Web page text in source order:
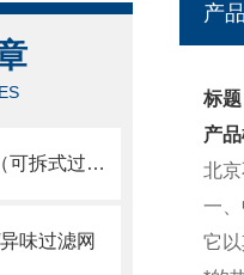
室内可更换型空气过滤箱（可拆式过滤网）
味过滤网
产
标
产
北
一
它